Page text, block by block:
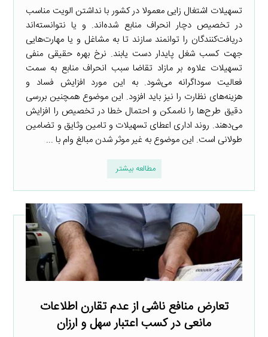
تسهیلات اشتغال زایی معمولا در کشور با نداشتن الویت مناسب
در تخصیص دچار انحراف منابع شده‌اند. و یا نتوانسته‌اند
دریافت‌کنندگان را توانمند سازند تا به مشاغل و یا مهارت‌هایی
جهت کسب شغل پایدار دست یابند. نرخ بهره حقیقی منفی
تسهیلات علاوه بر مازاد تقاضا سبب انحراف منابع به سمت
فعالیت سوداگرانه می‌شود. به این مورد افزایش فساد و
هزینه‌های نظارت را نیز باید افزود. این موضوع همچنین بررسی
دقیق طرح‌ها را ناممکن و احتمال خطا در تخصیص را افزایش
می‌دهند. روند اداری اعطای تسهیلات و تامین وثایق و تضامین
طولانی است. این موضوع به غیر موثر شدن مبالغ وام با ...
مطالعه بیشتر
تعارض منافع ناشی از عدم تقارن اطلاعات
مانعی در کسب اعتبار سهل و ارزان